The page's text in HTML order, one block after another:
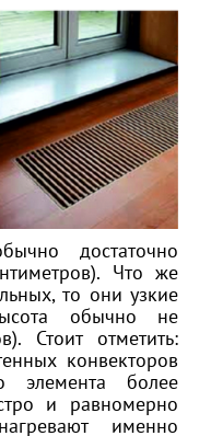
достаточно
Что же
то они узкие
обычно не
Стоит отметить:
конвекторов
элемента более
и равномерно
именно